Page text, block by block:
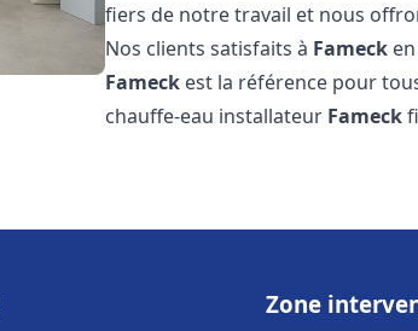
fiers de notre travail et nous
Nos clients satisfaits à Fameck
Fameck est la référence pour
chauffe-eau installateur Fameck
Zone